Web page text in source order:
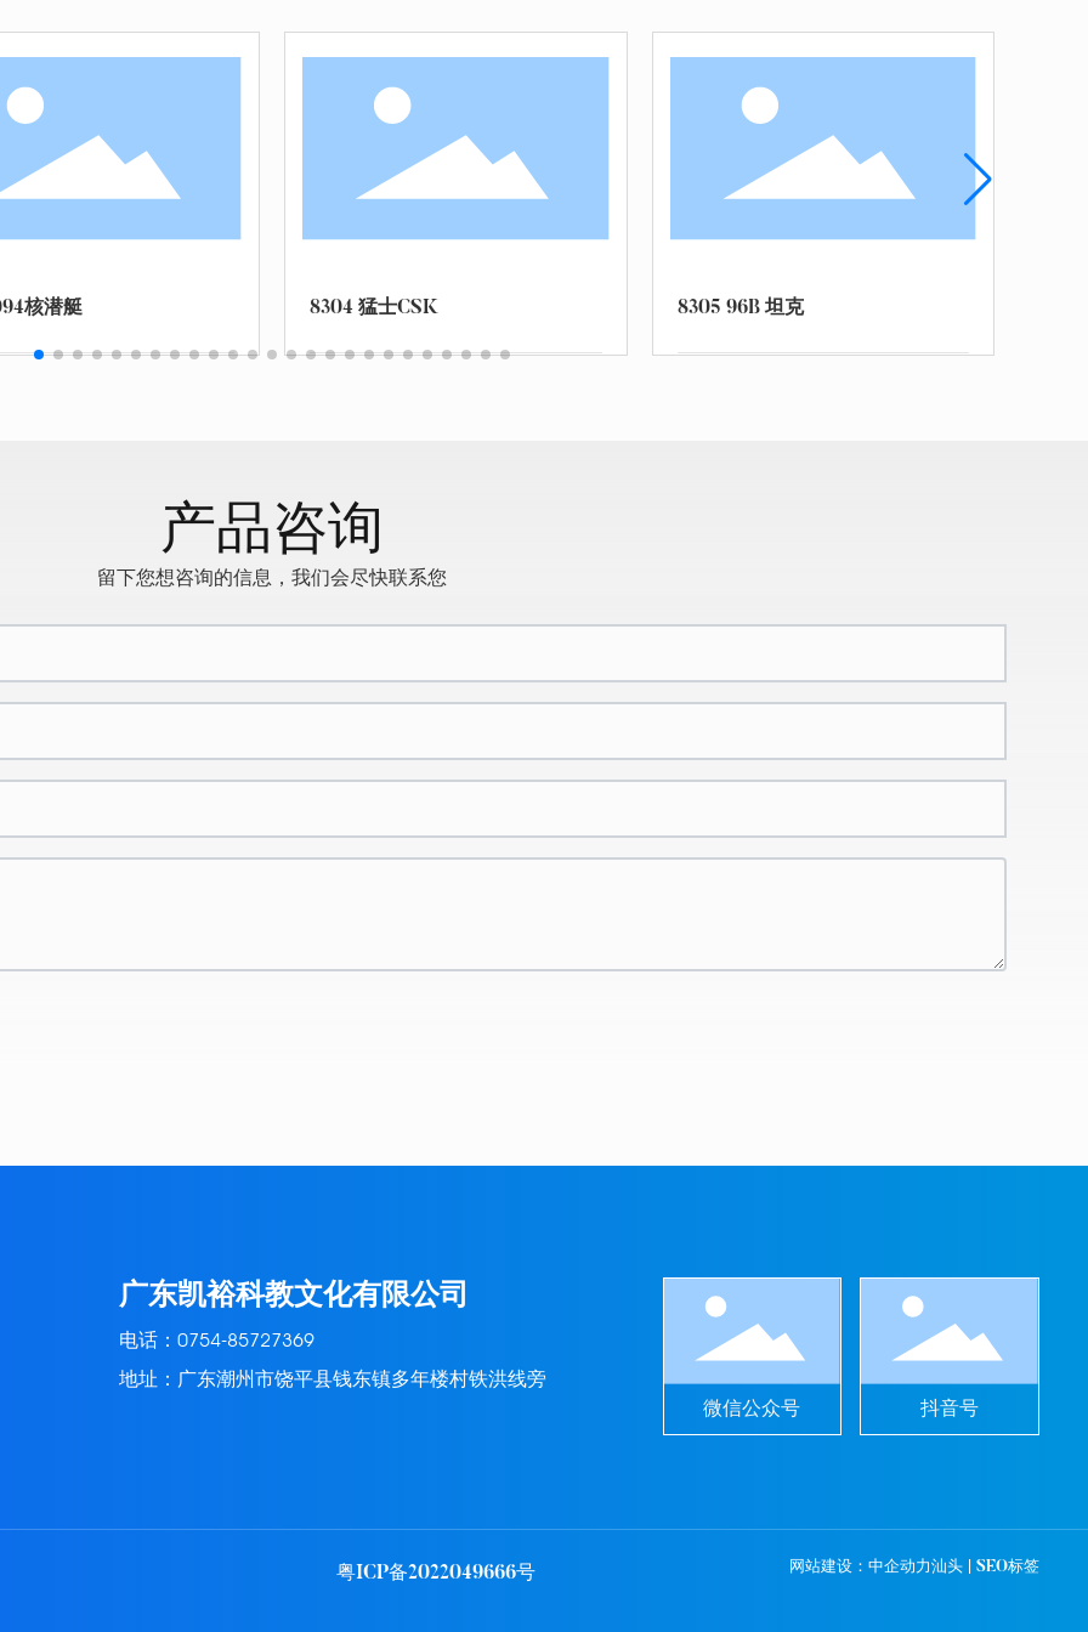
8305 96B 坦克 8306 HQ16防空导弹
产品咨询
留下您想咨询的信息，我们会尽快联系您
广东凯裕科教文化有限公司
电话： 0754-85727369
地址：广东潮州市饶平县钱东镇多年楼村铁洪线旁
微信公众号 抖音号
粤ICP备2022049666号 网站建设：中企动力汕头| SEO标签